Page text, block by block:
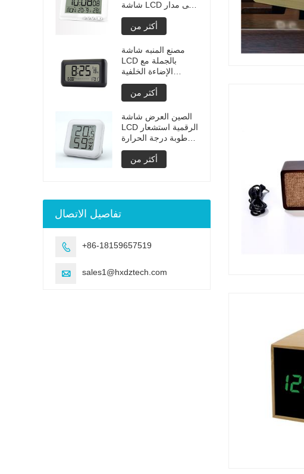
شاشة LCD على مدار
الساعة مع الإضاءة
الخلفية
أكثر من
مصنع المنبه شاشة
LCD بالجملة مع
الإضاءة الخلفية
بطاريات قابلة
للاسترداد
أكثر من
الصين العرض شاشة
LCD الرقمية استشعار
الرطوبة درجة الحرارة
الرطوبة
أكثر من
تفاصيل الاتصال
 +86-18159657519
 sales1@hxdztech.com